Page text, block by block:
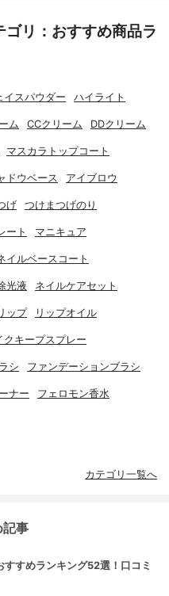
リ：おすすめ商品ラ
イスパウダー ハイライト
ム CCクリーム DDクリーム
マスカラトップコート
ドウベース アイブロウ
げ つけまつげのり
ート マニキュア
イルベースコート
光液 ネイルケアセット
ップ リップオイル
クキープスプレー
シ ファンデーションブラシ
ナー フェロモン香水
カテゴリ一覧へ
記事
すめランキング52選！口コミ